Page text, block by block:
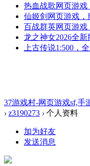
热血战歌网页游
仙姬剑 网页游戏，
百战群英网页游戏
龙之神女2026全
上古传说1:500，
37游戏村-网页游戏sf,手
› z3190273 › 个人资料
加为好友
发送消息